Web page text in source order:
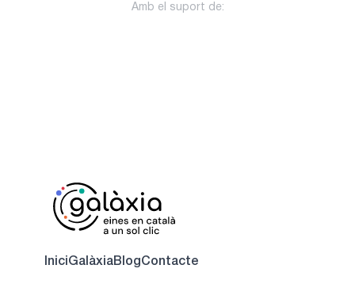
Amb el suport de:
IniciGalàxiaBlogContacte